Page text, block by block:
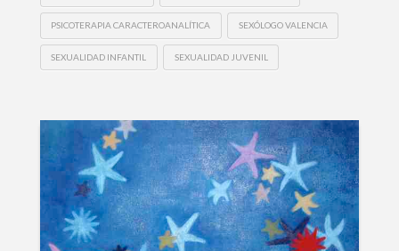
PSICOTERAPIA CARACTEROANALÍTICA SEXÓLOGO VALENCIA
SEXUALIDAD INFANTIL SEXUALIDAD JUVENIL